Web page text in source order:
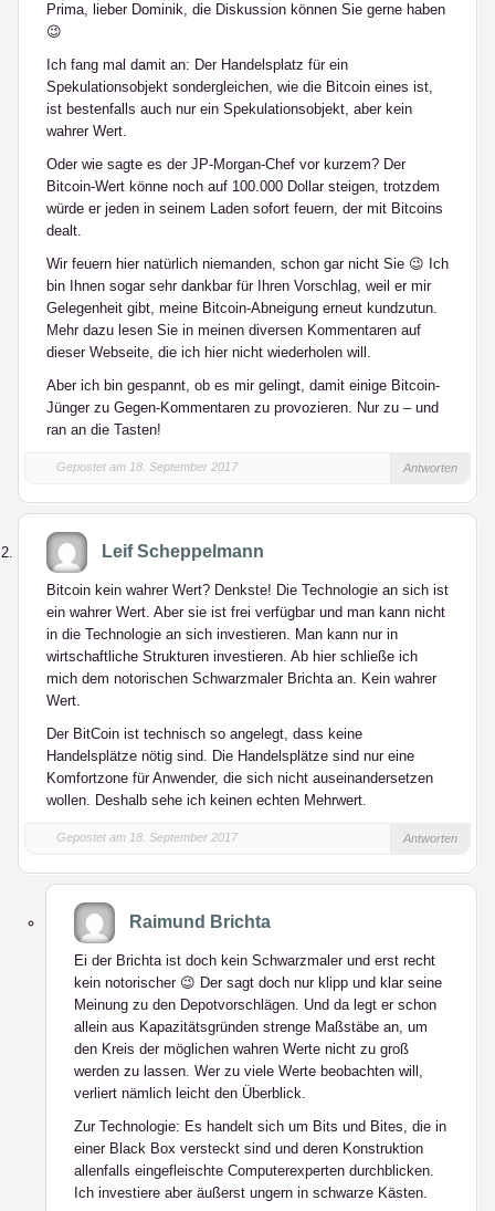
Prima, lieber Dominik, die Diskussion können Sie gerne haben
😉
Ich fang mal damit an: Der Handelsplatz für ein
Spekulationsobjekt sondergleichen, wie die Bitcoin eines ist,
ist bestenfalls auch nur ein Spekulationsobjekt, aber kein
wahrer Wert.
Oder wie sagte es der JP-Morgan-Chef vor kurzem? Der
Bitcoin-Wert könne noch auf 100.000 Dollar steigen, trotzdem
würde er jeden in seinem Laden sofort feuern, der mit Bitcoins
dealt.
Wir feuern hier natürlich niemanden, schon gar nicht Sie 😉 Ich
bin Ihnen sogar sehr dankbar für Ihren Vorschlag, weil er mir
Gelegenheit gibt, meine Bitcoin-Abneigung erneut kundzutun.
Mehr dazu lesen Sie in meinen diversen Kommentaren auf
dieser Webseite, die ich hier nicht wiederholen will.
Aber ich bin gespannt, ob es mir gelingt, damit einige Bitcoin-
Jünger zu Gegen-Kommentaren zu provozieren. Nur zu – und
ran an die Tasten!
Gepostet am 18. September 2017 Antworten
Leif Scheppelmann
Bitcoin kein wahrer Wert? Denkste! Die Technologie an sich ist
ein wahrer Wert. Aber sie ist frei verfügbar und man kann nicht
in die Technologie an sich investieren. Man kann nur in
wirtschaftliche Strukturen investieren. Ab hier schließe ich
mich dem notorischen Schwarzmaler Brichta an. Kein wahrer
Wert.
Der BitCoin ist technisch so angelegt, dass keine
Handelsplätze nötig sind. Die Handelsplätze sind nur eine
Komfortzone für Anwender, die sich nicht auseinandersetzen
wollen. Deshalb sehe ich keinen echten Mehrwert.
Gepostet am 18. September 2017 Antworten
Raimund Brichta
Ei der Brichta ist doch kein Schwarzmaler und erst recht
kein notorischer 😉 Der sagt doch nur klipp und klar seine
Meinung zu den Depotvorschlägen. Und da legt er schon
allein aus Kapazitätsgründen strenge Maßstäbe an, um
den Kreis der möglichen wahren Werte nicht zu groß
werden zu lassen. Wer zu viele Werte beobachten will,
verliert nämlich leicht den Überblick.
Zur Technologie: Es handelt sich um Bits und Bites, die in
einer Black Box versteckt sind und deren Konstruktion
allenfalls eingefleischte Computerexperten durchblicken.
Ich investiere aber äußerst ungern in schwarze Kästen.